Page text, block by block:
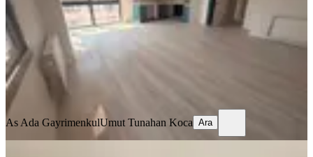
3+1·135 m²· 12. Kat· 06.08.2026
30.000 ₺
As Ada Gayrimenkul
Ara
As Ada GayrimenkulUmut Tunahan Koca Ara